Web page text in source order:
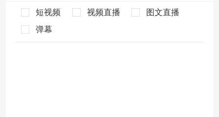
短视频 视频直播
图文直播
弹幕